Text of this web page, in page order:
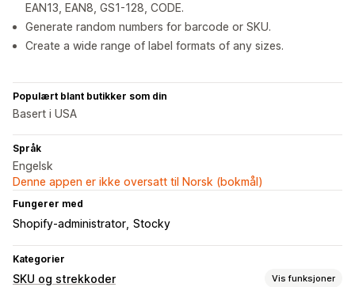
EAN13, EAN8, GS1-128, CODE.
Generate random numbers for barcode or SKU.
Create a wide range of label formats of any sizes.
Populært blant butikker som din
Basert i USA
Språk
Engelsk
Denne appen er ikke oversatt til Norsk (bokmål)
Fungerer med
Shopify-administrator Stocky
Kategorier
SKU og strekkoder Vis funksjoner